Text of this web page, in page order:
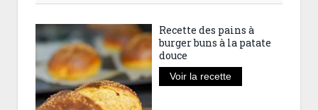
Recette des pains à
burger buns à la patate
douce
Voir la recette